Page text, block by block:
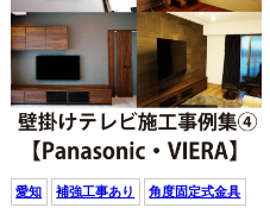
愛知 補強工事あり 角度固定式金具